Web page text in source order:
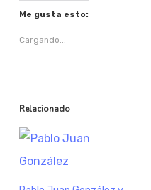
Me gusta esto:
Cargando...
Relacionado